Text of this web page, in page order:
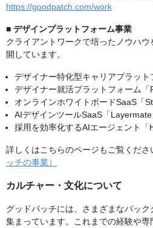
https://goodpatch.com/work
■ デザインプラットフォーム事業
クライアントワークで培ったノウハ
開しています。
デザイナー特化型キャリアプラット
デザイナー就活プラットフォーム「
オンラインホワイトボードSaaS「
AIデザインツールSaaS「Layermate
採用を効率化するAIエージェント「
詳しくはこちらのページもご覧くださ
ッチの事業）
カルチャー・文化について
グッドパッチには、さまざまなバッ
集まっています。これまでの経験や